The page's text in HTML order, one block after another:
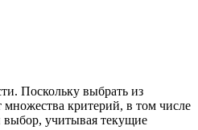
Поскольку выбрать из
критерий, в том числе
учитывая текущие